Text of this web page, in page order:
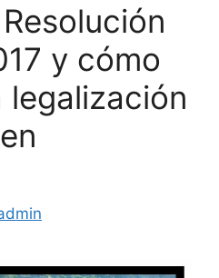
y cómo